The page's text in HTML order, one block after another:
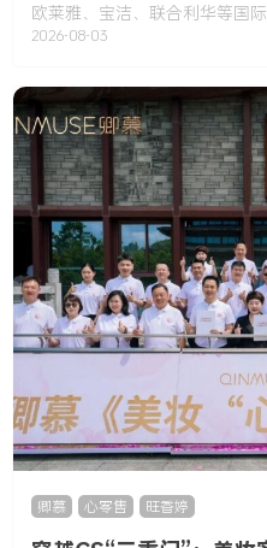
欧莱雅、宝洁、联合利华等国
2026-08-03
卿慕 心零售 旺香婷